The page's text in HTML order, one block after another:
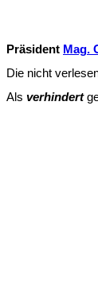
Präsident Mag.
Die nicht
Als verhindert